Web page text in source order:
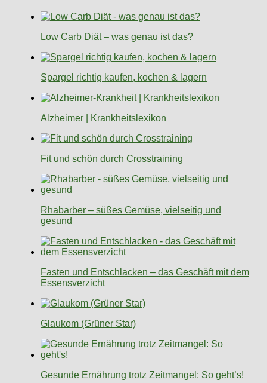
Low Carb Diät – was genau ist das?
Spargel richtig kaufen, kochen & lagern
Alzheimer | Krankheitslexikon
Fit und schön durch Crosstraining
Rhabarber – süßes Gemüse, vielseitig und
gesund
Fasten und Entschlacken – das Geschäft mit dem
Essensverzicht
Glaukom (Grüner Star)
Gesunde Ernährung trotz Zeitmangel: So geht’s!